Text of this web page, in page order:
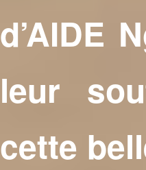
d’AIDE
leur
cette